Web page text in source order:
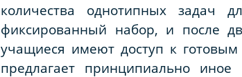
количества однотипных задач
фиксированный набор, и после
учащиеся имеют доступ к
предлагает принципиально